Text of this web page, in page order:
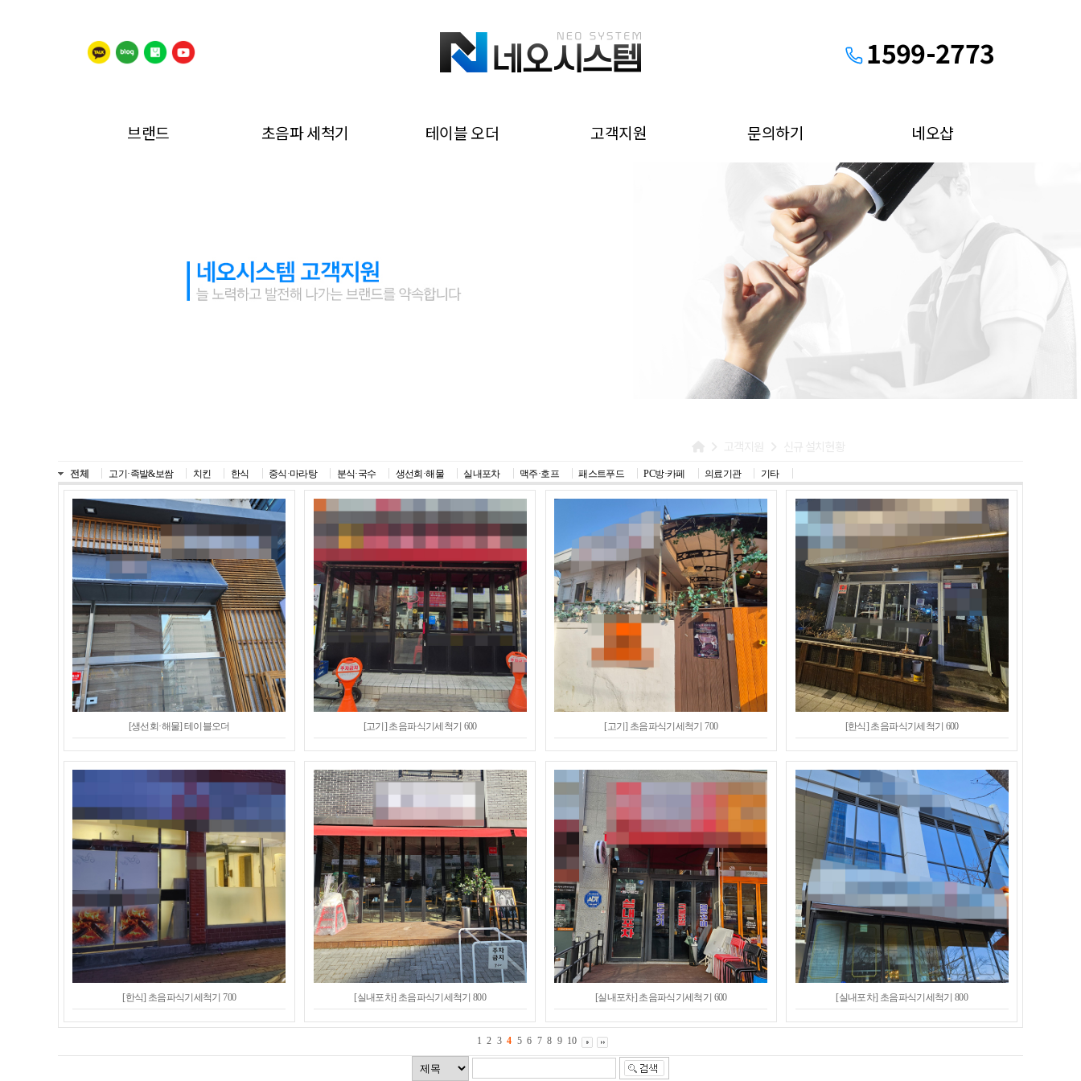
1599-2773
브랜드 초음파 세척기 테이블 오더 고객지원 문의하기 네오샵
전체 고기·족발&보쌈 치킨 한식 중식·마라탕 분식·국수 생선회·해물 실내포차 맥주·호프 패스트푸드 PC방·카페 의료기관 기타
[생선회·해물] 테이블오더 [고기] 초음파식기세척기 600 [고기] 초음파식기세척기 700 [한식] 초음파식기세척기 600
[한식] 초음파식기세척기 700 [실내포차] 초음파식기세척기 800 [실내포차] 초음파식기세척기 600 [실내포차] 초음파식기세척기 800
1 2 3 4 5 6 7 8 9 10